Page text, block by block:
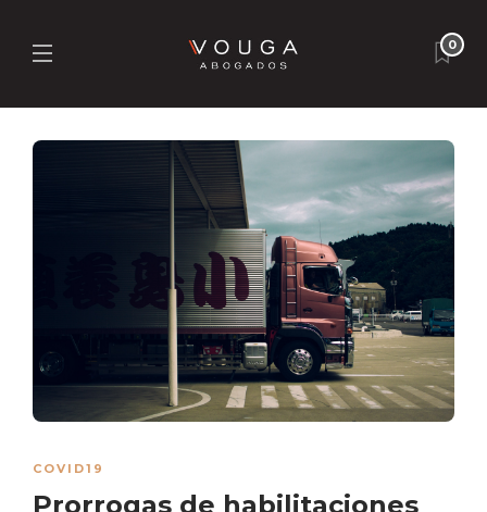
0
COVID19
Prorrogas de habilitaciones